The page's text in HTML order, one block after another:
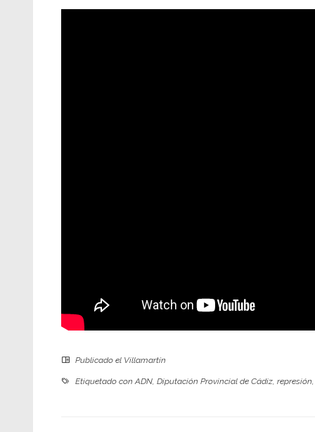
Publicado el Villamartín
Etiquetado conADN, Diputación Provincial de Cádiz, represión,